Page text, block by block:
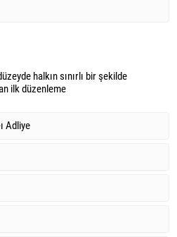
halkın sınırlı bir şekilde
ilk düzenleme
Adliye